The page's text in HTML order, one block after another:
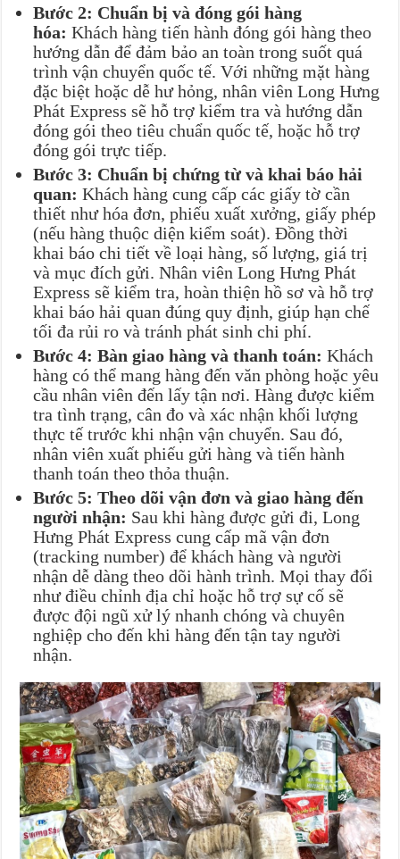
Bước 2: Chuẩn bị và đóng gói hàng
hóa:Khách hàng tiến hành đóng gói hàng theo
hướng dẫn để đảm bảo an toàn trong suốt quá
trình vận chuyển quốc tế. Với những mặt hàng
đặc biệt hoặc dễ hư hỏng, nhân viên Long Hưng
Phát Express sẽ hỗ trợ kiểm tra và hướng dẫn
đóng gói theo tiêu chuẩn quốc tế, hoặc hỗ trợ
đóng gói trực tiếp.
Bước 3: Chuẩn bị chứng từ và khai báo hải
quan:Khách hàng cung cấp các giấy tờ cần
thiết như hóa đơn, phiếu xuất xưởng, giấy phép
(nếu hàng thuộc diện kiểm soát). Đồng thời
khai báo chi tiết về loại hàng, số lượng, giá trị
và mục đích gửi. Nhân viên Long Hưng Phát
Express sẽ kiểm tra, hoàn thiện hồ sơ và hỗ trợ
khai báo hải quan đúng quy định, giúp hạn chế
tối đa rủi ro và tránh phát sinh chi phí.
Bước 4: Bàn giao hàng và thanh toán:Khách
hàng có thể mang hàng đến văn phòng hoặc yêu
cầu nhân viên đến lấy tận nơi. Hàng được kiểm
tra tình trạng, cân đo và xác nhận khối lượng
thực tế trước khi nhận vận chuyển. Sau đó,
nhân viên xuất phiếu gửi hàng và tiến hành
thanh toán theo thỏa thuận.
Bước 5: Theo dõi vận đơn và giao hàng đến
người nhận: Sau khi hàng được gửi đi, Long
Hưng Phát Express cung cấp mã vận đơn
(tracking number) để khách hàng và người
nhận dễ dàng theo dõi hành trình. Mọi thay đổi
như điều chỉnh địa chỉ hoặc hỗ trợ sự cố sẽ
được đội ngũ xử lý nhanh chóng và chuyên
nghiệp cho đến khi hàng đến tận tay người
nhận.